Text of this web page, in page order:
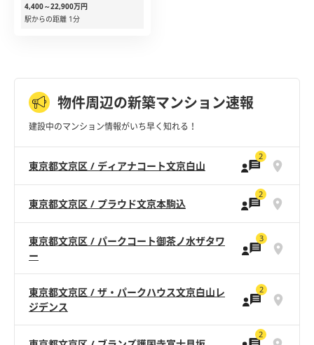
4,400～22,900万円
駅からの距離 1分
物件周辺の新築マンション速報
建設中のマンション情報がいち早く知れる！
東京都文京区 / ディアナコート文京白山
2
東京都文京区 / プラウド文京本駒込
2
東京都文京区 / パークコート御茶ノ水ザタワ
ー
3
東京都文京区 / ザ・パークハウス文京白山レ
ジデンス
2
2